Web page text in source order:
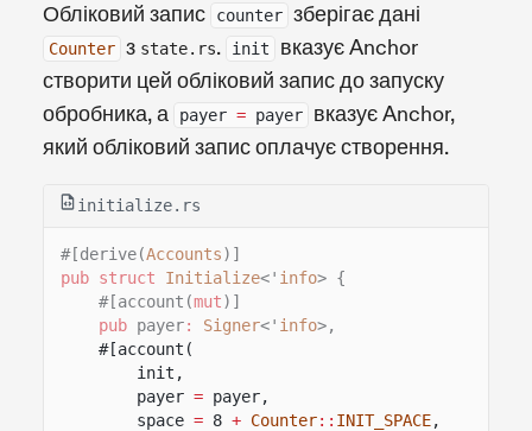
Обліковий запис counter зберігає дані
Counter з state.rs. init
вказує Anchor
створити цей обліковий запис до запуску
обробника, а
payer = payer
вказує Anchor,
який обліковий запис оплачує створення.
initialize.rs
#[derive(Accounts)]
pub struct
Initialize<' info> {
#[account(mut)]
pub payer: Signer<' info>,
#[account(
init,
payer = payer,
space = 8 + Counter:: INIT_SPACE,